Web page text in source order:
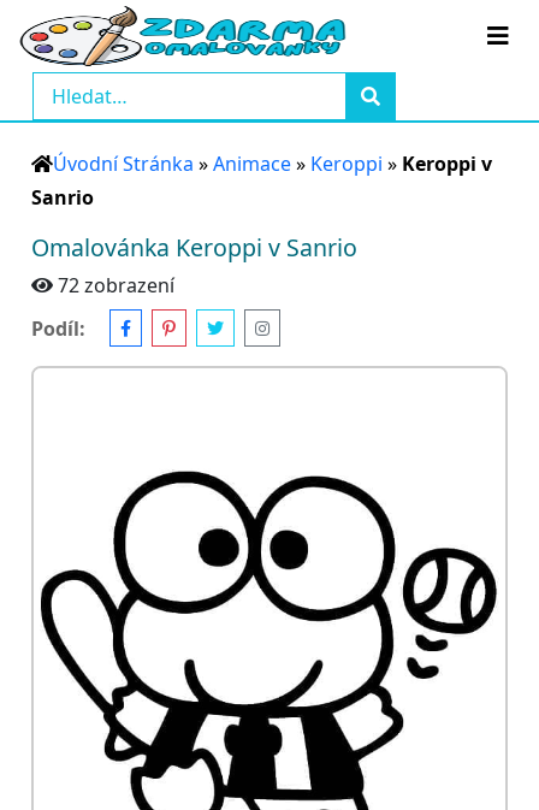
Úvodní Stránka »Animace» Keroppi » Keroppi v
Sanrio
Omalovánka Keroppi v Sanrio
72 zobrazení
Podíl: